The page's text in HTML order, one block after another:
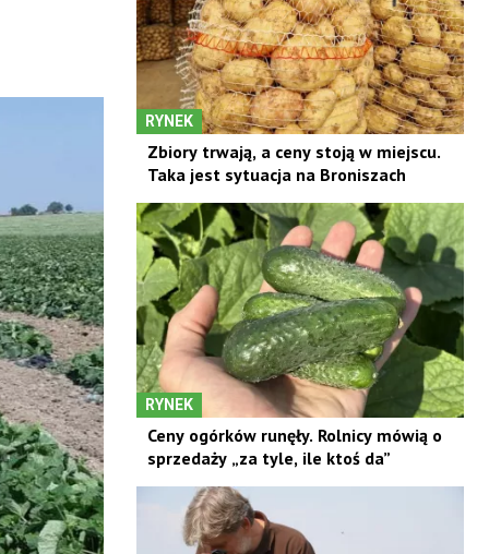
RYNEK
Zbiory trwają, a ceny stoją w miejscu.
Taka jest sytuacja na Broniszach
RYNEK
Ceny ogórków runęły. Rolnicy mówią o
sprzedaży „za tyle, ile ktoś da”